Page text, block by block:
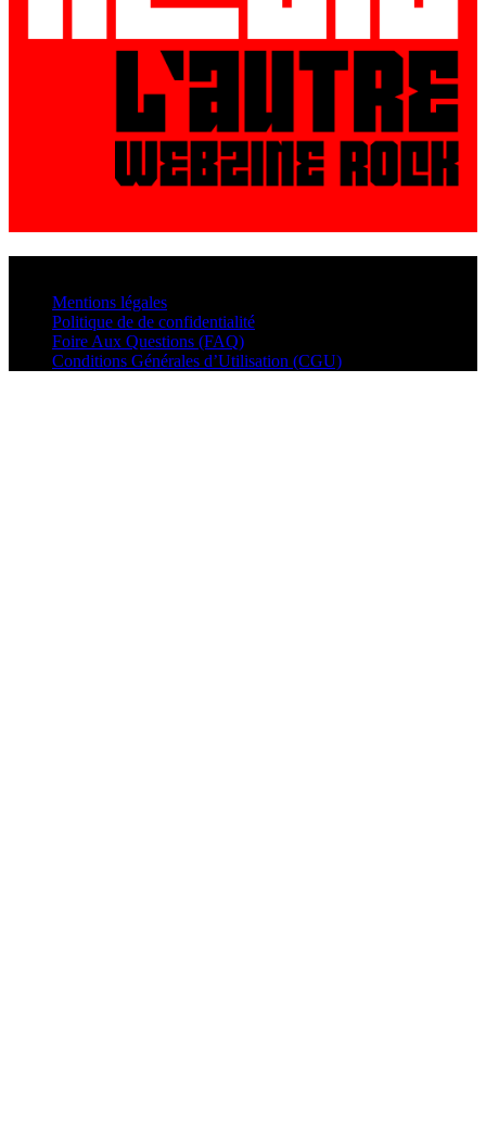
Mentions légales
Politique de de confidentialité
Foire Aux Questions (FAQ)
Conditions Générales d’Utilisation (CGU)